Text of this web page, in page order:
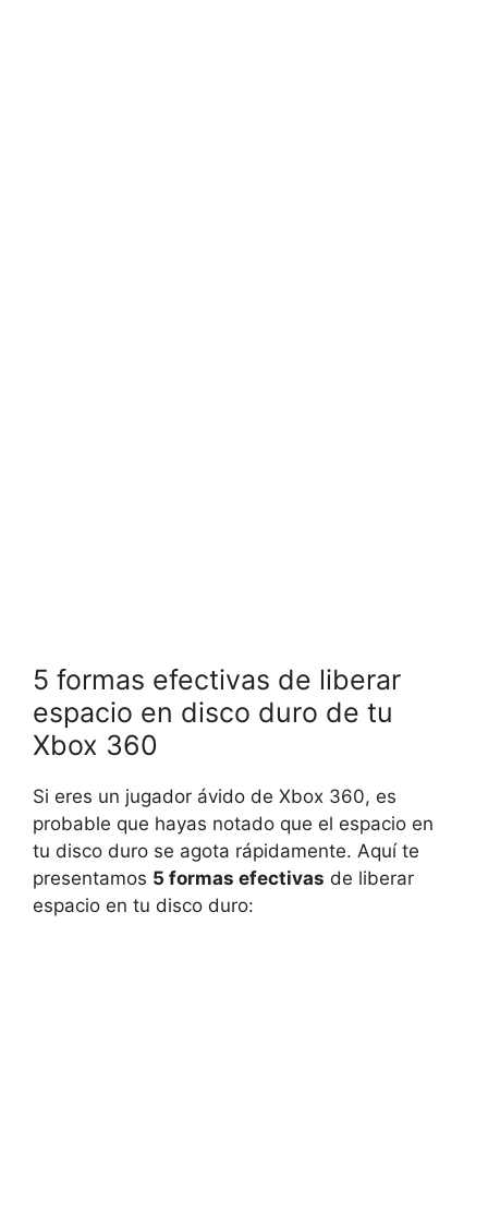
5 formas efectivas de liberar
espacio en disco duro de tu
Xbox 360
Si eres un jugador ávido de Xbox 360, es
probable que hayas notado que el espacio en
tu disco duro se agota rápidamente. Aquí te
presentamos 5 formas efectivas de liberar
espacio en tu disco duro: